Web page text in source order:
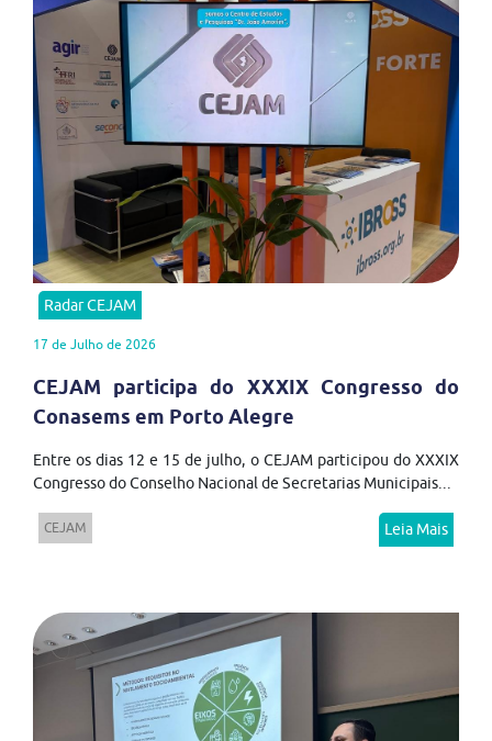
Radar CEJAM
17 de Julho de 2026
CEJAM participa do XXXIX Congresso do
Conasems em Porto Alegre
Entre os dias 12 e 15 de julho, o CEJAM participou do XXXIX
Congresso do Conselho Nacional de Secretarias Municipais...
CEJAM Leia Mais